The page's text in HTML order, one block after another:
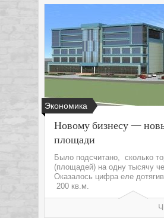
Экономика
Новому бизнесу —
площади
Было подсчитано, сколько
(площадей) на одну тысячу
Оказалось цифра еле
200 кв.м.